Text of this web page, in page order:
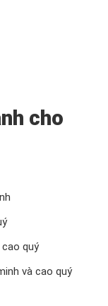
cho
quý
và cao quý